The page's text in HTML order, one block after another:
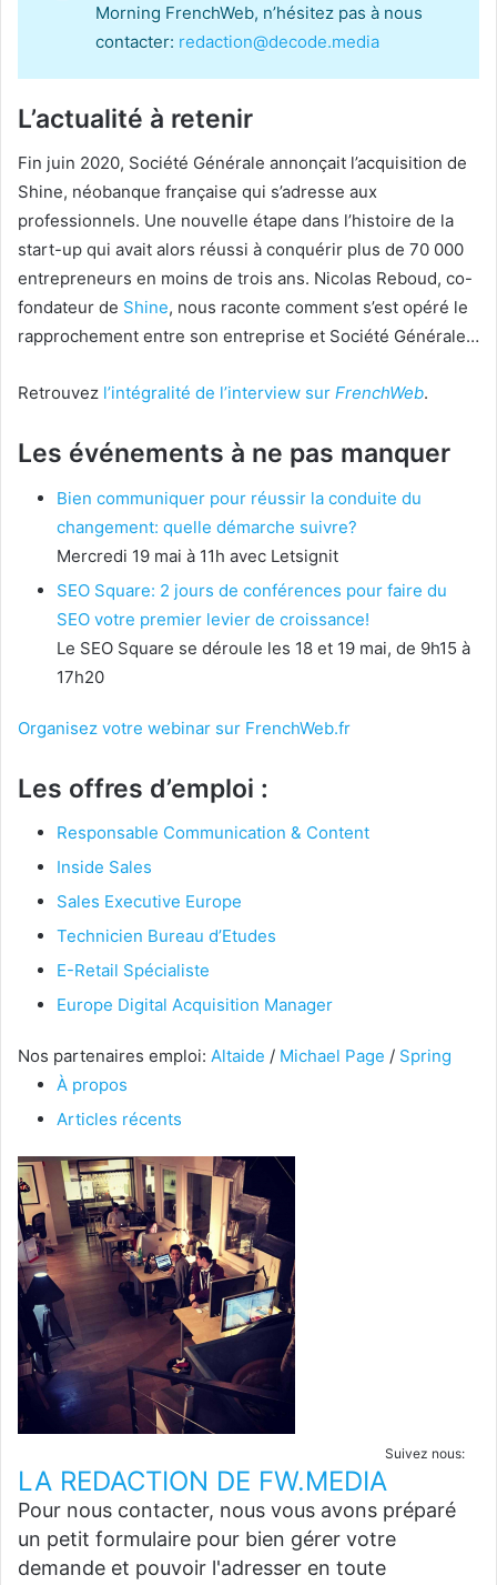
Morning FrenchWeb, n’hésitez pas à nous
contacter: redaction@decode.media
L’actualité à retenir
Fin juin 2020, Société Générale annonçait l’acquisition de
Shine, néobanque française qui s’adresse aux
professionnels. Une nouvelle étape dans l’histoire de la
start-up qui avait alors réussi à conquérir plus de 70 000
entrepreneurs en moins de trois ans. Nicolas Reboud, co-
fondateur de Shine, nous raconte comment s’est opéré le
rapprochement entre son entreprise et Société Générale…
Retrouvez l’intégralité de l’interview sur FrenchWeb.
Les événements à ne pas manquer
Bien communiquer pour réussir la conduite du
changement: quelle démarche suivre?
Mercredi 19 mai à 11h avec Letsignit
SEO Square: 2 jours de conférences pour faire du
SEO votre premier levier de croissance!
Le SEO Square se déroule les 18 et 19 mai, de 9h15 à
17h20
Organisez votre webinar sur FrenchWeb.fr
Les offres d’emploi :
Responsable Communication & Content
Inside Sales
Sales Executive Europe
Technicien Bureau d’Etudes
E-Retail Spécialiste
Europe Digital Acquisition Manager
Nos partenaires emploi: Altaide / Michael Page / Spring
À propos
Articles récents
Suivez nous:
LA REDACTION DE FW.MEDIA
Pour nous contacter, nous vous avons préparé
un petit formulaire pour bien gérer votre
demande et pouvoir l'adresser en toute